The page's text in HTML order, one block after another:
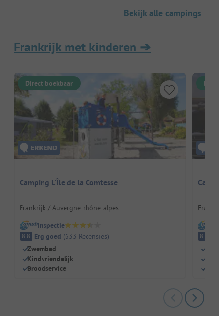
Bekijk alle campings
Frankrijk met kinderen ➔
Direct boekbaar
Camping L'Île de la Comtesse
Frankrijk / Auvergne-rhône-alpes
Inspectie
8.8 Erg goed (633 Recensies)
Zwembad
Kindvriendelijk
Broodservice
8.7